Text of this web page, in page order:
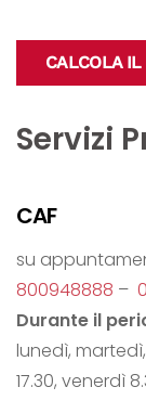
CALCOLA IL
Servizi
CAF
su
800948888 –
Durante il
lunedì,
17.30, venerdì